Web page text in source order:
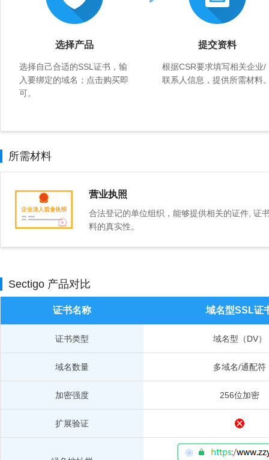
选择产品
选择自己合适的SSL证书，输
入要绑定的域名；点击购买即
可。
提交资料
根据CSR要求填写相关企业/
联系人信息，提供所需材料
所需材料
营业执照
合法登记的单位组织，能够提供相关的证件, 证
料的真实性。
Sectigo 产品对比
证书名称 域名型SSL证
证书类型 域名型（DV）
域名数量 多域名/通配符
加密强度 256位加密
扩展验证